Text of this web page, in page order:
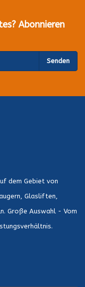
Abonnieren
Senden
dem Gebiet von
Glasliften,
Große Auswahl - Vom